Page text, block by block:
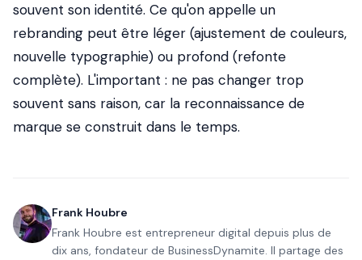
souvent son identité. Ce qu'on appelle un
rebranding peut être léger (ajustement de couleurs,
nouvelle typographie) ou profond (refonte
complète). L'important : ne pas changer trop
souvent sans raison, car la reconnaissance de
marque se construit dans le temps.
Frank Houbre
Frank Houbre est entrepreneur digital depuis plus de
dix ans, fondateur de BusinessDynamite. Il partage des